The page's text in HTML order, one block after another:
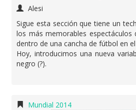
Alesi
Sigue esta sección que tiene un
los más memorables espectáculos
dentro de una cancha de fútbol en
Hoy, introducimos una nueva
negro (?).
Mundial 2014